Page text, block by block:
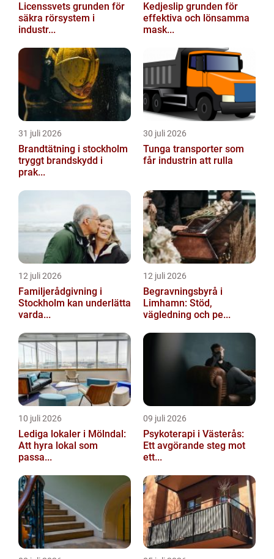
Licenssvets grunden för
säkra rörsystem i
industr...
Kedjeslip grunden för
effektiva och lönsamma
mask...
31 juli 2026
Brandtätning i stockholm
tryggt brandskydd i
prak...
30 juli 2026
Tunga transporter som
får industrin att rulla
12 juli 2026
Familjerådgivning i
Stockholm kan underlätta
varda...
12 juli 2026
Begravningsbyrå i
Limhamn: Stöd,
vägledning och pe...
10 juli 2026
Lediga lokaler i Mölndal:
Att hyra lokal som
passa...
09 juli 2026
Psykoterapi i Västerås:
Ett avgörande steg mot
ett...